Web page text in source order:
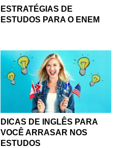
ESTRATÉGIAS DE
ESTUDOS PARA O ENEM
DICAS DE INGLÊS PARA
VOCÊ ARRASAR NOS
ESTUDOS